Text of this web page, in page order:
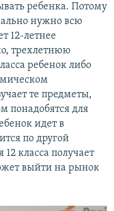
ребенка. Потому
нужно всю
12-летнее
трехлетнюю
ребенок либо
те предметы,
понадобятся для
идет в
по другой
класса получает
выйти на рынок